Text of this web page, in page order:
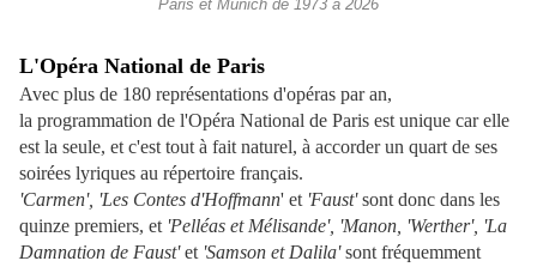
Paris et Munich de 1973 à 2026
L'Opéra National de Paris
Avec plus de 180 représentations d'opéras par an,
la programmation de l'Opéra National de Paris est unique car elle
est la seule, et c'est tout à fait naturel, à accorder un quart de ses
soirées lyriques au répertoire français.
'Carmen', 'Les Contes d'Hoffmann' et 'Faust'sont donc dans les
quinze premiers, et 'Pelléas et Mélisande', 'Manon, 'Werther', 'La
Damnation de Faust'et 'Samson et Dalila'sont fréquemment